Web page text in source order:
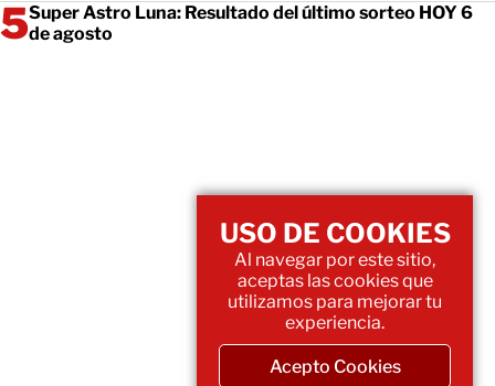
Super Astro Luna: Resultado del último sorteo HOY 6
de agosto
USO DE COOKIES
Al navegar por este sitio,
aceptas las cookies que
utilizamos para mejorar tu
experiencia.
Acepto Cookies